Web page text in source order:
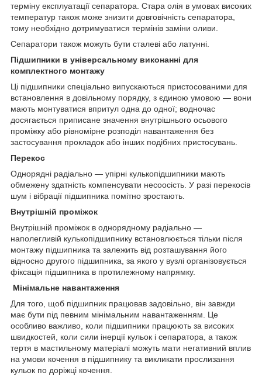
терміну експлуатації сепаратора. Стара олія в умовах високих
температур також може знизити довговічність сепаратора,
тому необхідно дотримуватися термінів заміни оливи.
Сепаратори також можуть бути сталеві або латунні.
Підшипники в універсальному виконанні для
комплектного монтажу
Ці підшипники спеціально випускаються пристосованими для
встановлення в довільному порядку, з єдиною умовою — вони
мають монтуватися впритул одна до одної; водночас
досягається приписане значення внутрішнього осьового
проміжку або рівномірне розподіл навантаження без
застосування прокладок або інших подібних пристосувань.
Перекос
Однорядні радіально — упірні кулькопідшипники мають
обмежену здатність компенсувати несоосість. У разі перекосів
шум і вібрації підшипника помітно зростають.
Внутрішній проміжок
Внутрішній проміжок в однорядному радіально —
наполегливій кулькопідшипнику встановлюється тільки після
монтажу підшипника та залежить від розташування його
відносно другого підшипника, за якого у вузлі організовується
фіксація підшипника в протилежному напрямку.
Мінімальне навантаження
Для того, щоб підшипник працював задовільно, він завжди
має бути під певним мінімальним навантаженням. Це
особливо важливо, коли підшипники працюють за високих
швидкостей, коли сили інерції кульок і сепаратора, а також
тертя в мастильному матеріалі можуть мати негативний вплив
на умови кочення в підшипнику та викликати прослизання
кульок по доріжці кочення.